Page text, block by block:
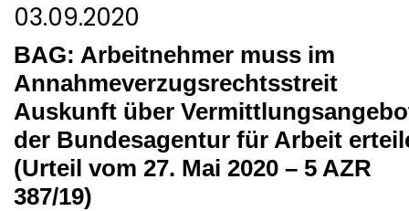
03.09.2020
BAG: Arbeitnehmer muss im
Annahmeverzugsrechtsstreit
Auskunft über
der Bundesagentur für Arbeit
(Urteil vom 27. Mai 2020 – 5 AZR
387/19)